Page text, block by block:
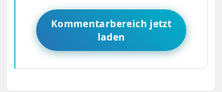
Kommentarbereich jetzt
laden